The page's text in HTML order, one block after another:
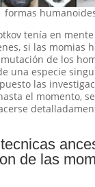
formas
tenía en
si las momias
de los
una especie
las
el momento,
de las